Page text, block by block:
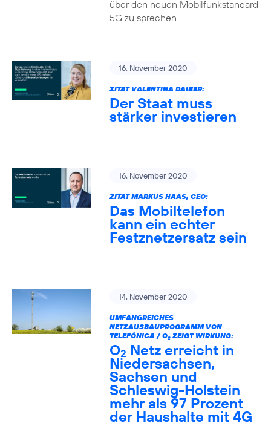
über den neuen Mobilfunkstandard
5G zu sprechen.
16. November 2020
ZITAT VALENTINA DAIBER:
Der Staat muss
stärker investieren
16. November 2020
ZITAT MARKUS HAAS, CEO:
Das Mobiltelefon
kann ein echter
Festznetzersatz sein
14. November 2020
UMFANGREICHES
NETZAUSBAUPROGRAMM VON
TELEFÓNICA / O2ZEIGT WIRKUNG:
O2 Netz erreicht in
Niedersachsen,
Sachsen und
Schleswig-Holstein
mehr als 97 Prozent
der Haushalte mit 4G